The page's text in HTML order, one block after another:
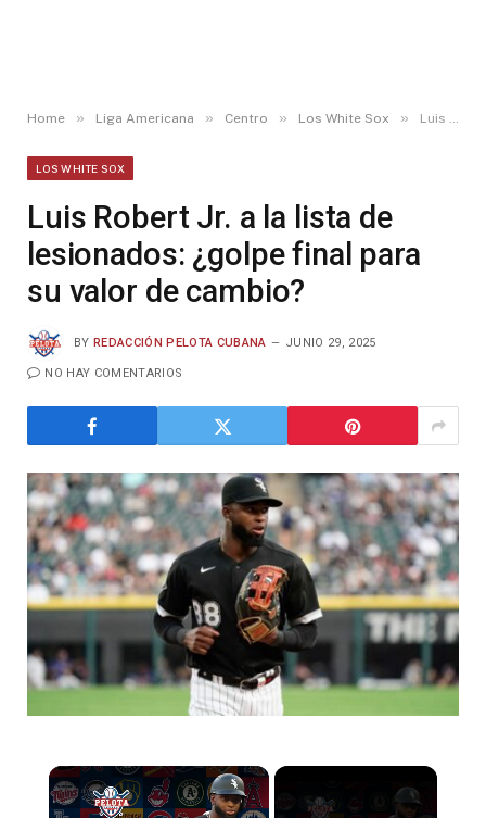
Home » Liga Americana » Centro » Los White Sox » Luis Robert Jr. a la lista de lesionados: ¿golpe final para su valor de cambio?
LOS WHITE SOX
Luis Robert Jr. a la lista de
lesionados: ¿golpe final para
su valor de cambio?
BY REDACCIÓN PELOTA CUBANA JUNIO 29, 2025
NO HAY COMENTARIOS